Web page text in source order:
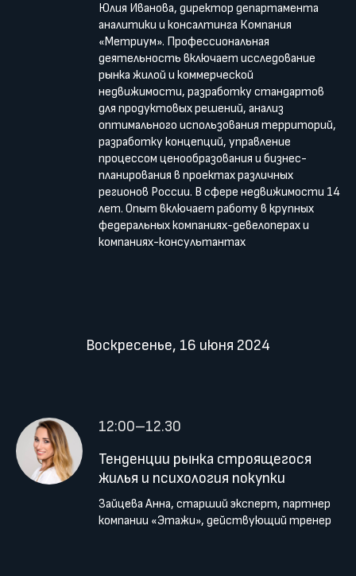
Юлия Иванова, директор департамента
аналитики и консалтинга Компания
«Метриум». Профессиональная
деятельность включает исследование
рынка жилой и коммерческой
недвижимости, разработку стандартов
для продуктовых решений, анализ
оптимального использования территорий,
разработку концепций, управление
процессом ценообразования и бизнес-
планирования в проектах различных
регионов России. В сфере недвижимости 14
лет. Опыт включает работу в крупных
федеральных компаниях-девелоперах и
компаниях-консультантах
Воскресенье, 16 июня 2024
12:00–12.30
Тенденции рынка строящегося
жилья и психология покупки
⁠Зайцева Анна, старший эксперт, партнер
компании «Этажи», действующий тренер